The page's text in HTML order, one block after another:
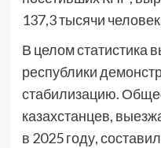
137,3 тысячи
В целом статистика
республики
стабилизацию.
казахстанцев,
в 2025 году,